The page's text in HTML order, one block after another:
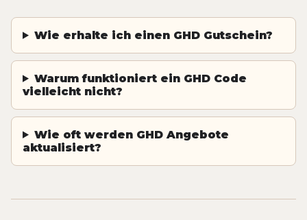
Wie erhalte ich einen GHD Gutschein?
Warum funktioniert ein GHD Code
vielleicht nicht?
Wie oft werden GHD Angebote
aktualisiert?